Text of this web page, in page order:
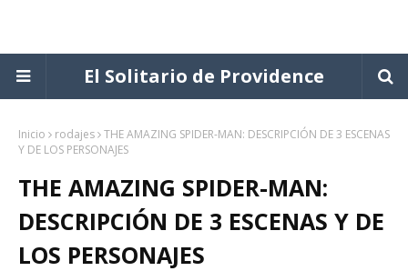
El Solitario de Providence
Inicio rodajes THE AMAZING SPIDER-MAN: DESCRIPCIÓN DE 3 ESCENAS
Y DE LOS PERSONAJES
THE AMAZING SPIDER-MAN:
DESCRIPCIÓN DE 3 ESCENAS Y DE
LOS PERSONAJES